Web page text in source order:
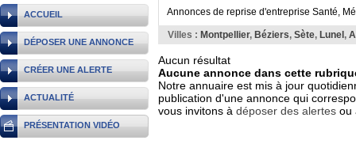
ACCUEIL
DÉPOSER UNE ANNONCE
CRÉER UNE ALERTE
ACTUALITÉ
PRÉSENTATION VIDÉO
ANNONCE
Annonces de reprise d'entreprise Santé,
Villes : Montpellier, Béziers, Sète, Lunel ,
Aucun résultat
Aucune annonce dans cette
Notre annuaire est mis à jour
publication d'une annonce qui
vous invitons à déposer des alertes ou